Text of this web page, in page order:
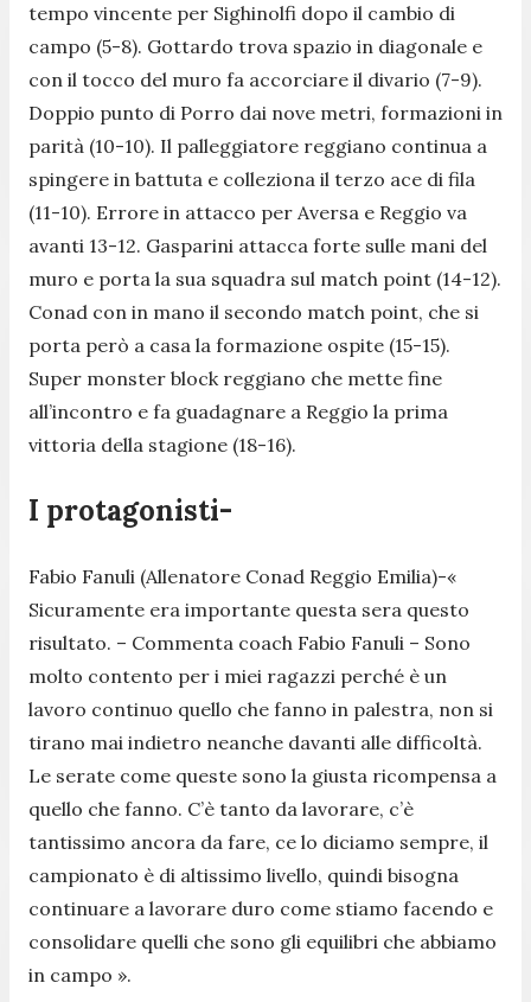
tempo vincente per Sighinolfi dopo il cambio di
campo (5-8). Gottardo trova spazio in diagonale e
con il tocco del muro fa accorciare il divario (7-9).
Doppio punto di Porro dai nove metri, formazioni in
parità (10-10). Il palleggiatore reggiano continua a
spingere in battuta e colleziona il terzo ace di fila
(11-10). Errore in attacco per Aversa e Reggio va
avanti 13-12. Gasparini attacca forte sulle mani del
muro e porta la sua squadra sul match point (14-12).
Conad con in mano il secondo match point, che si
porta però a casa la formazione ospite (15-15).
Super monster block reggiano che mette fine
all’incontro e fa guadagnare a Reggio la prima
vittoria della stagione (18-16).
I protagonisti-
Fabio Fanuli (Allenatore Conad Reggio Emilia)-«
Sicuramente era importante questa sera questo
risultato. – Commenta coach Fabio Fanuli – Sono
molto contento per i miei ragazzi perché è un
lavoro continuo quello che fanno in palestra, non si
tirano mai indietro neanche davanti alle difficoltà.
Le serate come queste sono la giusta ricompensa a
quello che fanno. C’è tanto da lavorare, c’è
tantissimo ancora da fare, ce lo diciamo sempre, il
campionato è di altissimo livello, quindi bisogna
continuare a lavorare duro come stiamo facendo e
consolidare quelli che sono gli equilibri che abbiamo
in campo ».